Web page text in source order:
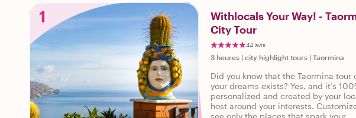
1
Withlocals Your Way! -
City Tour
44 avis
3 heures | city highlight tours | Taormina
Did you know that the Taormina tour
your dreams exists? Yes, and it’s
personalized and created by your
host around your interests.
see only the places that spark your